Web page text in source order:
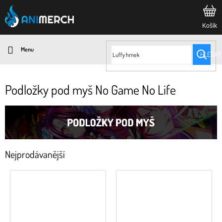
Přejít
na
obsah
HLEDAT
Podložky pod myš No Game No Life
Nejprodávanější